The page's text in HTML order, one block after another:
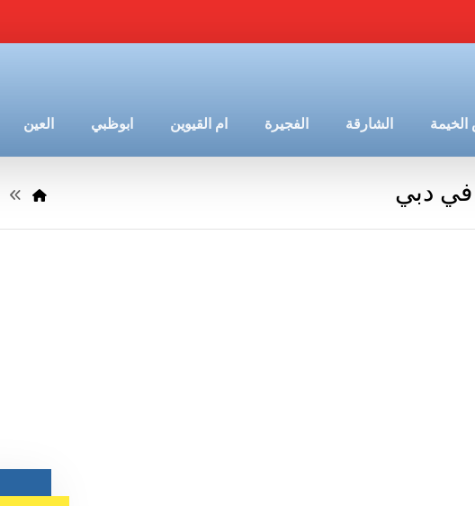
الشارقة الفجيرة ام القيوين ابوظبي العين
في دبي